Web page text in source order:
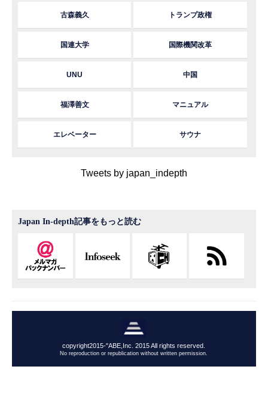
古森義久 トランプ政権
国連大学 国際機関改革
UNU 中国
福澤善文 マニュアル
エレベーター サウナ
Tweets by japan_indepth
Japan In-depth記事をもっと読む
copyright2015-"ABE,Inc. 2015 All rights reserved.
No reproduction or republication without written permission.